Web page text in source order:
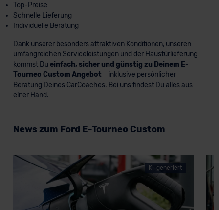
Top-Preise
Schnelle Lieferung
Individuelle Beratung
Dank unserer besonders attraktiven Konditionen, unseren
umfangreichen Serviceleistungen und der Haustürlieferung
kommst Du einfach, sicher und günstig zu Deinem E-
Tourneo Custom Angebot – inklusive persönlicher
Beratung Deines CarCoaches. Bei uns findest Du alles aus
einer Hand.
News zum Ford E-Tourneo Custom
KI-generiert